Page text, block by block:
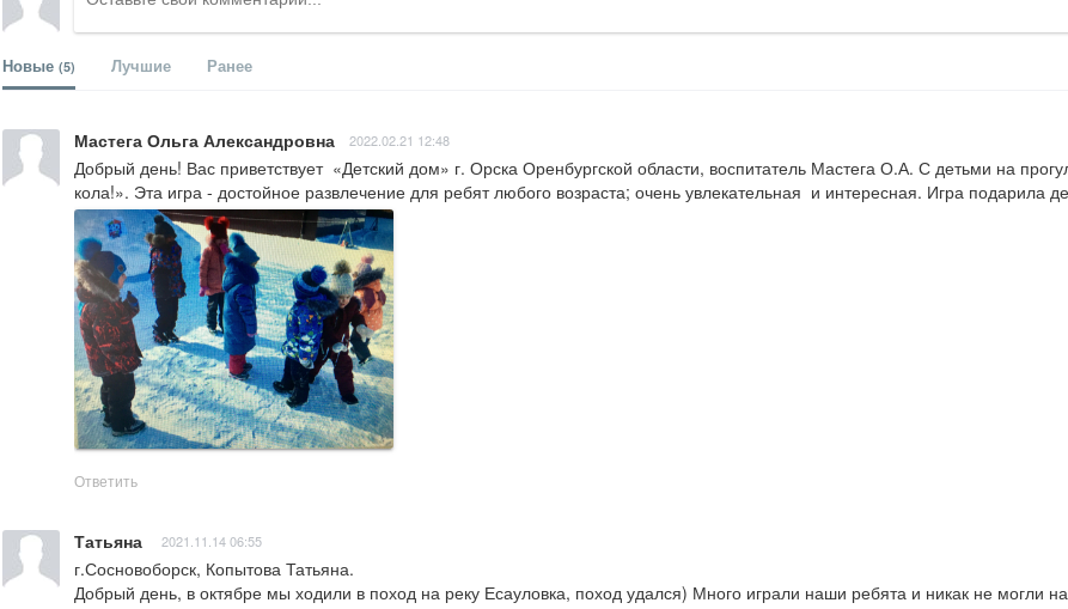
Новые (5) Лучшие Ранее
Мастега Ольга Александровна 2022.02.21 12:48
Добрый день! Вас приветствует  «Детский дом» г. Орска Оренбургской области, воспитатель Мастега О.А. С детьми на
кола!». Эта игра - достойное развлечение для ребят любого возраста; очень увлекательная  и интересная. Игра подарила
Ответить
Татьяна 2021.11.14 06:55
г.Сосновоборск, Копытова Татьяна.
Добрый день, в октябре мы ходили в поход на реку Есауловка, поход удался) Много играли наши ребята и никак не могли